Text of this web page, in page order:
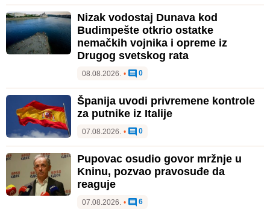
Nizak vodostaj Dunava kod
Budimpešte otkrio ostatke
nemačkih vojnika i opreme iz
Drugog svetskog rata
08.08.2026. • 0
Španija uvodi privremene kontrole
za putnike iz Italije
07.08.2026. • 0
Pupovac osudio govor mržnje u
Kninu, pozvao pravosuđe da
reaguje
07.08.2026. • 6